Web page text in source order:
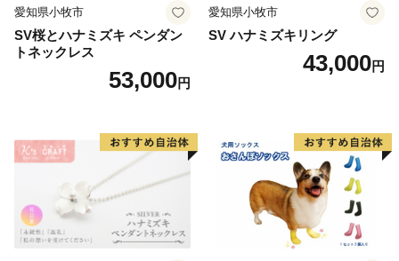
愛知県小牧市
SV桜とハナミズキ ペンダン
トネックレス
53,000円
愛知県小牧市
SV ハナミズキリング
43,000円